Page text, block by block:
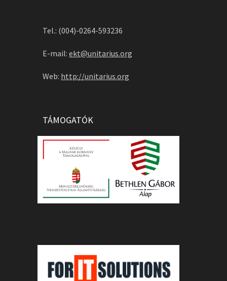
Tel.: (004)-0264-593236
E-mail: ekt@unitarius.org
Web: http://unitarius.org
TÁMOGATÓK